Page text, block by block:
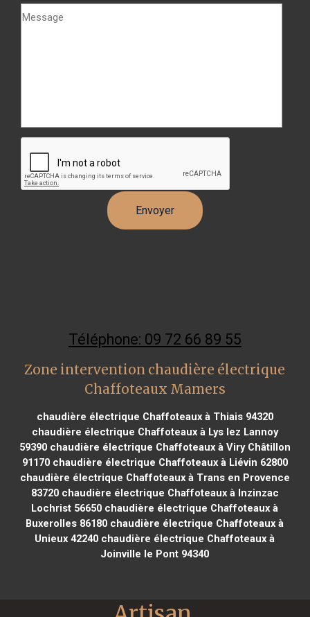
Téléphone: 09 72 66 89 55
Zone intervention chaudière électrique
Chaffoteaux Mamers
chaudière électrique Chaffoteaux à Thiais 94320
chaudière électrique Chaffoteaux à Lys lez Lannoy
59390chaudière électrique Chaffoteaux à Viry Châtillon
91170chaudière électrique Chaffoteaux à Liévin 62800
chaudière électrique Chaffoteaux à Trans en Provence
83720chaudière électrique Chaffoteaux à Inzinzac
Lochrist 56650 chaudière électrique Chaffoteaux à
Buxerolles 86180 chaudière électrique Chaffoteaux à
Unieux 42240 chaudière électrique Chaffoteaux à
Joinville le Pont 94340